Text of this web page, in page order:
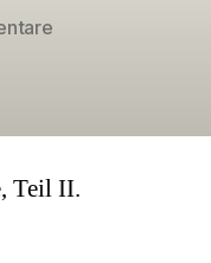
zu
Feber
Teil II.